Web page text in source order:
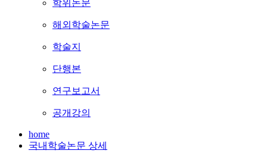
학위논문
해외학술논문
학술지
단행본
연구보고서
공개강의
home
국내학술논문 상세